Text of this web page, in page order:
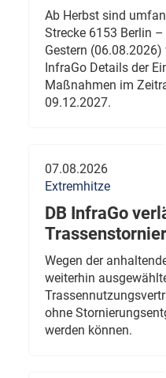
Ab Herbst sind
Strecke 6153 Berlin
Gestern
InfraGo Details der
Maßnahmen im
09.12.2027.
07.08.2026
Extremhitze
DB InfraGo
Wegen der
weiterhin
ohne
werden können.